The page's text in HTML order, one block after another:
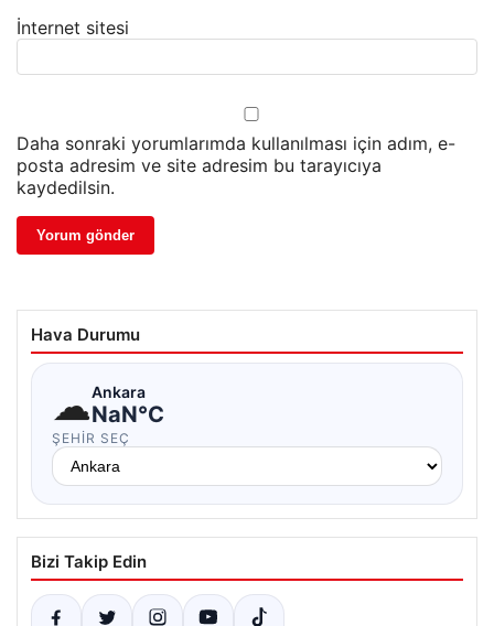
İnternet sitesi
Daha sonraki yorumlarımda kullanılması için adım, e-
posta adresim ve site adresim bu tarayıcıya
kaydedilsin.
Hava Durumu
☁Ankara
NaN°C
ŞEHIR SEÇ
Bizi Takip Edin